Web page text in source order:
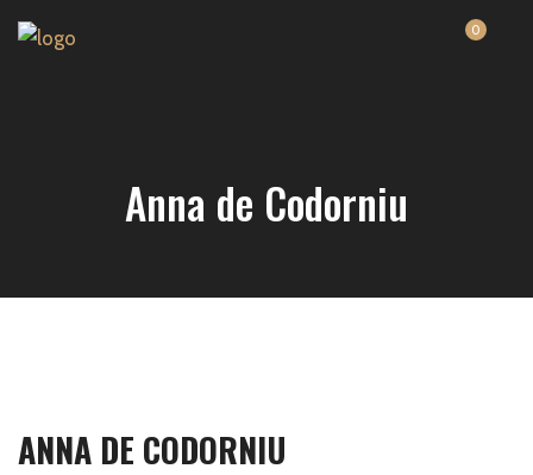
0
Anna de Codorniu
ANNA DE CODORNIU